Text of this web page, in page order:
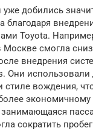
добились
благодаря
Toyota.
Москве смогла
внедрения
Они
стиле вождения,
занимающаяся
сократить